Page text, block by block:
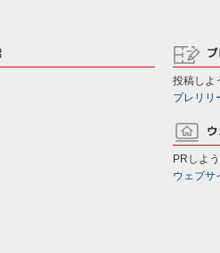
投稿しよ
プレリリ
PRしよう
ウェブサ